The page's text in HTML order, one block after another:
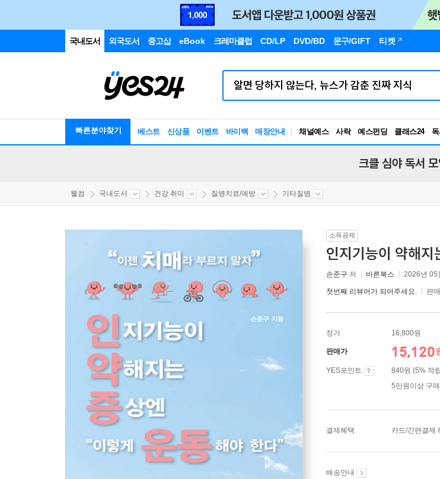
국내도서 외국도서 중고샵 eBook 크레마클럽 CD/LP DVD/BD 문구/GIFT 티켓
빠른분야찾기 베스트 신상품 이벤트 바이백 매장안내 채널예스 사락 예스펀딩 클래스24
크클 심야 독서
웰컴 국내도서 건강 취미 질병치료/예방 기타질병
소득공제
인지기능이 약해지
손준구 저 바른북스 2026년 05
첫번째 리뷰어가 되어주세요. 판
정가 16,800원
판매가 15,120
YES포인트
840원 (5% 적
5만원이상 구
결제혜택 카드/간편결제
배송안내